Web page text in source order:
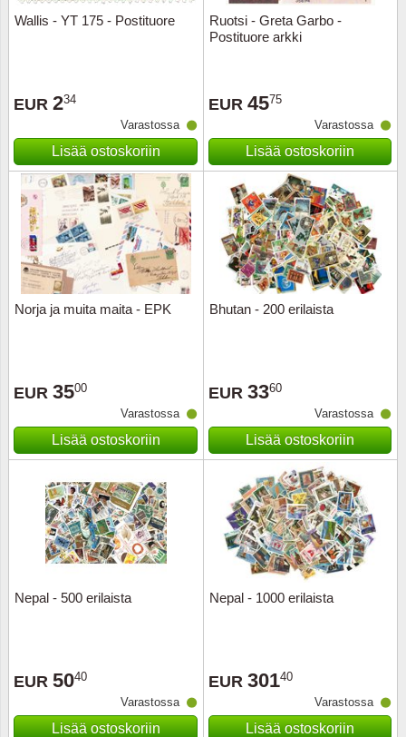
Wallis - YT 175 - Postituore
EUR 234
Varastossa
Lisää ostoskoriin
Ruotsi - Greta Garbo -
Postituore arkki
EUR 4575
Varastossa
Lisää ostoskoriin
Norja ja muita maita - EPK
EUR 3500
Varastossa
Lisää ostoskoriin
Bhutan - 200 erilaista
EUR 3360
Varastossa
Lisää ostoskoriin
Nepal - 500 erilaista
EUR 5040
Varastossa
Lisää ostoskoriin
Nepal - 1000 erilaista
EUR 30140
Varastossa
Lisää ostoskoriin